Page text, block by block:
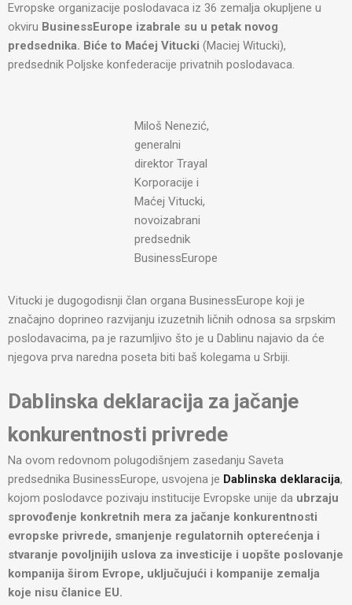
Evropske organizacije poslodavaca iz 36 zemalja okupljene u
okviru BusinessEurope izabrale su u petak novog
predsednika. Biće to Maćej Vitucki (Maciej Witucki),
predsednik Poljske konfederacije privatnih poslodavaca.
Miloš Nenezić,
generalni
direktor Trayal
Korporacije i
Maćej Vitucki,
novoizabrani
predsednik
BusinessEurope
Vitucki je dugogodisnji član organa BusinessEurope koji je
značajno doprineo razvijanju izuzetnih ličnih odnosa sa srpskim
poslodavacima, pa je razumljivo što je u Dablinu najavio da će
njegova prva naredna poseta biti baš kolegama u Srbiji.
Dablinska deklaracija za jačanje
konkurentnosti privrede
Na ovom redovnom polugodišnjem zasedanju Saveta
predsednika BusinessEurope, usvojena je Dablinska deklaracija,
kojom poslodavce pozivaju institucije Evropske unije da ubrzaju
sprovođenje konkretnih mera za jačanje konkurentnosti
evropske privrede, smanjenje regulatornih opterećenja i
stvaranje povoljnijih uslova za investicije i uopšte poslovanje
kompanija širom Evrope, uključujući i kompanije zemalja
koje nisu članice EU.